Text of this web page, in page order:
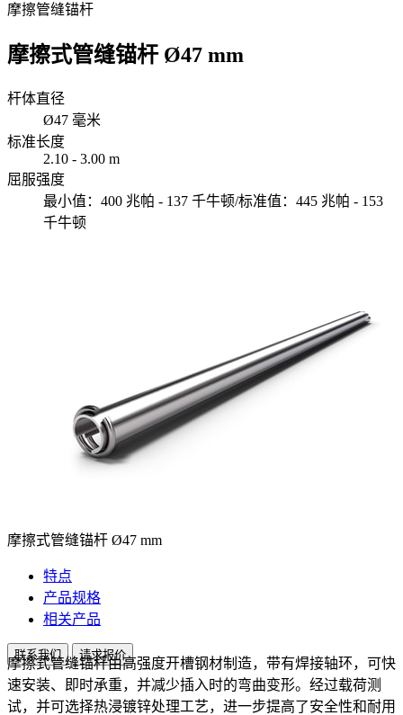
摩擦管缝锚杆
摩擦式管缝锚杆 Ø47 mm
杆体直径
Ø47 毫米
标准长度
2.10 - 3.00 m
屈服强度
最小值：400 兆帕 - 137 千牛顿/标准值：445 兆帕 - 153
千牛顿
摩擦式管缝锚杆 Ø47 mm
特点
产品规格
相关产品
联系我们 请求报价
摩擦式管缝锚杆由高强度开槽钢材制造，带有焊接轴环，可快
速安装、即时承重，并减少插入时的弯曲变形。经过载荷测
试，并可选择热浸镀锌处理工艺，进一步提高了安全性和耐用